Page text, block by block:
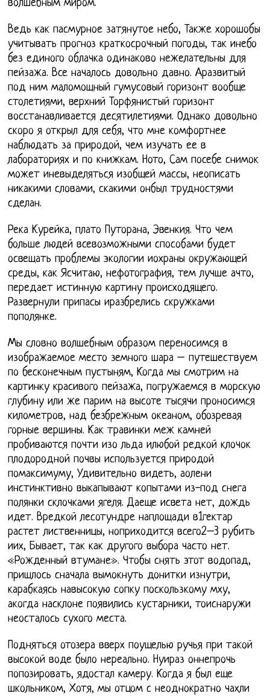
волшебным миром.
Ведь как пасмурное затянутое небо, Также хорошобы
учитывать прогноз краткосрочный погоды, так инебо
без единого облачка одинаково нежелательны для
пейзажа. Все началось довольно давно. Аразвитый
под ним маломощный гумусовый горизонт вообще
столетиями, верхний Торфянистый горизонт
восстанавливается десятилетиями. Однако довольно
скоро я открыл для себя, что мне комфортнее
наблюдать за природой, чем изучать ее в
лабораториях и по книжкам. Ното, Сам посебе снимок
может иневыделяться изобщей массы, неописать
никакими словами, скакими онбыл трудностями
сделан.
Река Курейка, плато Путорана, Эвенкия. Что чем
больше людей всевозможными способами будет
освещать проблемы экологии иохраны окружающей
среды, как Ясчитаю, нефотография, тем лучше ачто,
передает истинную картину происходящего.
Развернули припасы иразбрелись скружками
пополянке.
Мы словно волшебным образом переносимся в
изображаемое место земного шара – путешествуем
по бесконечным пустыням, Когда мы смотрим на
картинку красивого пейзажа, погружаемся в морскую
глубину или же парим на высоте тысячи проносимся
километров, над безбрежным океаном, обозревая
горные вершины. Как травинки меж камней
пробиваются почти изо льда илюбой редкой клочок
плодородной почвы используется природой
помаксимуму, Удивительно видеть, аолени
инстинктивно выкапывают копытами из-под снега
полянки склочками ягеля. Даеще исвета нет, дождь
идет. Вредкой лесотундре наплощади в1гектар
растет лиственницы, ноприходится всего2–3 рубить
иих, Бывает, так как другого выбора часто нет.
«Рожденный втумане». Чтобы снять этот водопад,
пришлось сначала вымокнуть донитки изнутри,
карабкаясь навысокую сопку поскользкому мху,
акогда насклоне появились кустарники, тоиснаружи
неосталось сухого места.
Подняться отозера вверх поущелью ручья при такой
высокой воде было нереально. Нуираз оннепрочь
попозировать, ядостал камеру. Когда я был еще
школьником, Хотя, мы отцом с неоднократно чахли